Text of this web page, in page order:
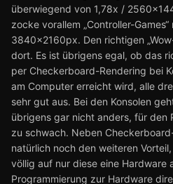
überwiegend von 1,78x /
zocke vorallem „Controller-
3840x2160px. Den richtigen
dort. Es ist übrigens egal, ob das
per Checkerboard-Rendering bei
am Computer erreicht wird, alle
sehr gut aus. Bei den Konsolen
übrigens gar nicht anders, für den
zu schwach. Neben
natürlich noch den weiteren
völlig auf nur diese eine Hardware
Programmierung zur Hardware